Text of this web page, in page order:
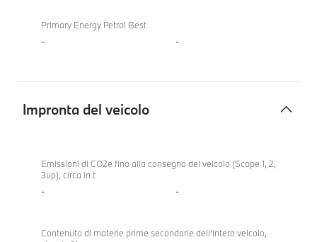
Primary Energy Petrol Best
- -
Impronta del veicolo
veicolo
Emissioni di CO2e fino alla consegna del veicolo (Scope 1, 2,
3up), circa in t
- -
Contenuto di materie prime secondarie dell'intero veicolo,